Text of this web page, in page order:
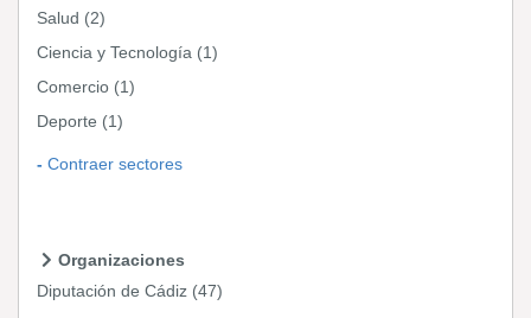
Salud (2)
Ciencia y Tecnología (1)
Comercio (1)
Deporte (1)
Contraer sectores
Organizaciones
Diputación de Cádiz (47)